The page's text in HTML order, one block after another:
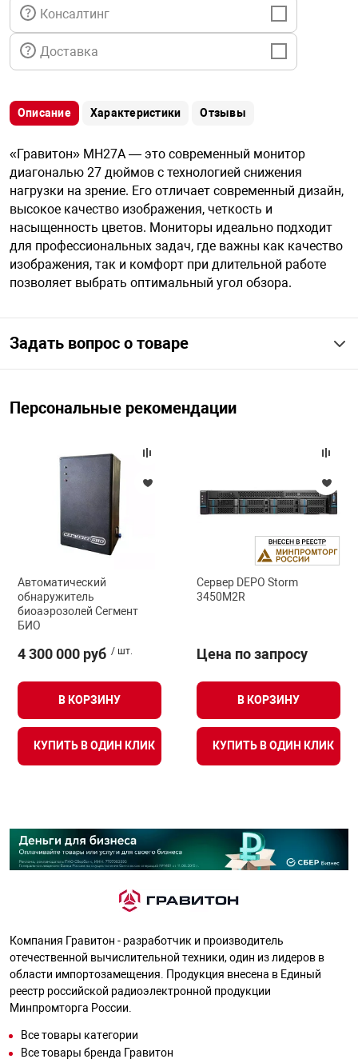
техника
автомобили
информации
техника
средства охраны
безопасность
оборудование
Консалтинг
Доставка
Описание Характеристики Отзывы
«Гравитон» МН27А — это современный монитор
диагональю 27 дюймов c технологией снижения
нагрузки на зрение. Его отличает современный дизайн,
высокое качество изображения, четкость и
насыщенность цветов. Мониторы идеально подходит
для профессиональных задач, где важны как качество
изображения, так и комфорт при длительной работе
позволяет выбрать оптимальный угол обзора.
Задать вопрос о товаре
Персональные рекомендации
Автоматический
обнаружитель
биоаэрозолей Сегмент
БИО
4 300 000 руб / шт.
В КОРЗИНУ
КУПИТЬ В ОДИН КЛИК
Сервер DEPO Storm
3450M2R
Цена по запросу
В КОРЗИНУ
КУПИТЬ В ОДИН КЛИК
Компания Гравитон - разработчик и производитель
отечественной вычислительной техники, один из лидеров в
области импортозамещения. Продукция внесена в Единый
реестр российской радиоэлектронной продукции
Минпромторга России.
Все товары категории
Все товары бренда Гравитон